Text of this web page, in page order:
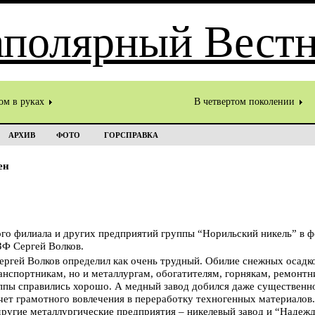
в руках В четвертом поколении
АРХИВ ФОТО ГОРСПРАВКА
филиала и других предприятий группы “Норильский никель” в
Сергей Волков.
Волков определил как очень трудный. Обилие снежных
но и металлургам, обогатителям, горнякам,
справились хорошо. А медный завод добился даже
грамотного вовлечения в переработку техногенных
металлургические предприятия – никелевый завод и